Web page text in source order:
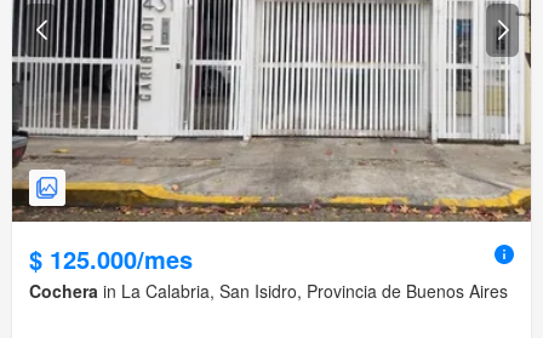
$ 125.000/mes
Cochera in La Calabria, San Isidro, Provincia de Buenos Aires